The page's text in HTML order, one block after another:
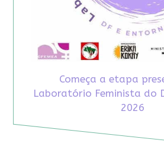
Começa a etapa
Laboratório Feminista do
2026